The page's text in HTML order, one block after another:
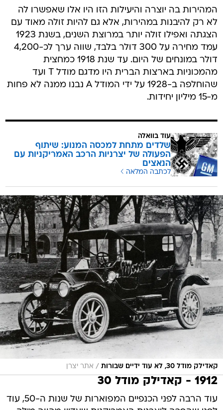
המהירות בה יוצרה והיעילות הזו היו אלו שאפשרו לה
לא רק להיבנות במהירות, אלא גם להיות זולה מאוד עם
הצגתה ואפילו זולה יותר במרוצת השנים, בשנת 1923
עמד מחירה על 300 דולר בלבד, שווה ערך לכ-4,200
דולר במונחים של היום. עד שנת 1918 כמחצית
מהמכוניות בארצות הברית היו מדגם מודל T ועד
שהוחלפה ב-1928 על ידי המודל A נבנו ממנה לא פחות
מ-15 מיליון יחידות.
עוד בוואלה
שלדים מתחת למכסה המנוע: שיתוף
הפעולה של יצרניות הרכב האמריקניות עם
הנאצים
לכתבה המלאה
קאדילק מודל 30, לא עוד ידיים שבורות / אתר יצרן
1912 - קאדילק מודל 30
עוד הרבה לפני הכנפיים המפוארות של שנות ה-50, עוד